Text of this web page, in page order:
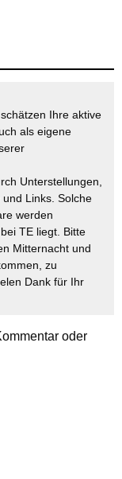
Ihre aktive
als eigene
Unterstellungen,
Links. Solche
werden
TE liegt. Bitte
Mitternacht und
zu
Dank für Ihr
oder